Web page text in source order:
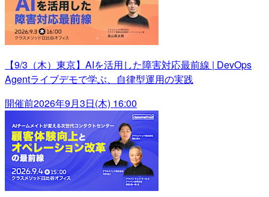
【9/3（木）東京】AIを活用した障害対応最前線 | DevOps
Agentライブデモで学ぶ、自律型運用の実践
開催前2026年9月3日(木) 16:00